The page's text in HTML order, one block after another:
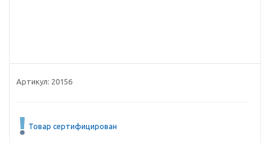
Артикул: 20156
Товар сертифицирован